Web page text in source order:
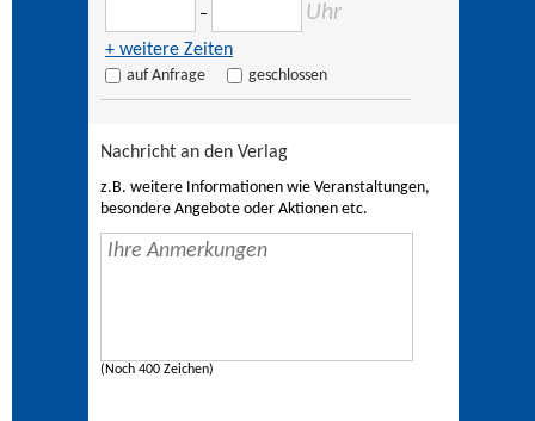
– Uhr
+ weitere Zeiten
auf Anfrage geschlossen
Nachricht an den Verlag
z.B. weitere Informationen wie Veranstaltungen,
besondere Angebote oder Aktionen etc.
(Noch 400 Zeichen)